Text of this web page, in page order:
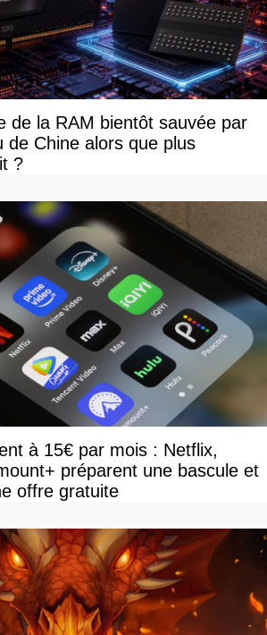
de la RAM bientôt sauvée par
de Chine alors que plus
?
à 15€ par mois : Netflix,
préparent une bascule et
offre gratuite